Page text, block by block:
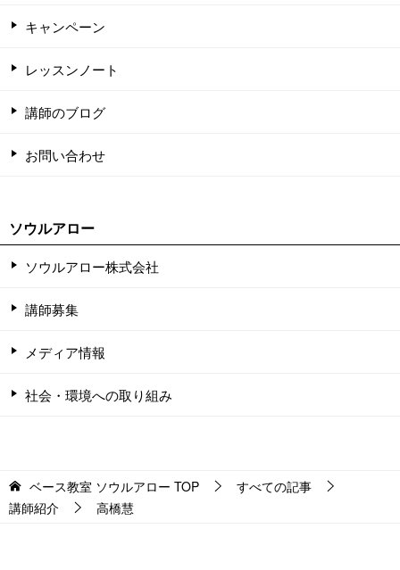
キャンペーン
レッスンノート
講師のブログ
お問い合わせ
ソウルアロー
ソウルアロー株式会社
講師募集
メディア情報
社会・環境への取り組み
ベース教室 ソウルアロー TOP
すべての記事
講師紹介
高橋慧